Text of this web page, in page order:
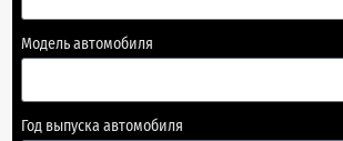
Модель автомобиля
Год выпуска автомобиля